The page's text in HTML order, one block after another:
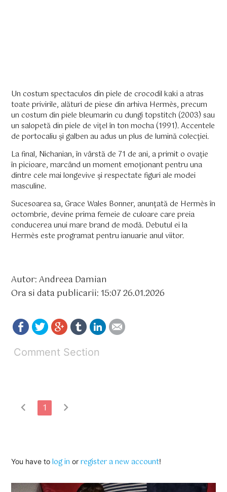
Un costum spectaculos din piele de crocodil kaki a atras
toate privirile, alături de piese din arhiva Hermès, precum
un costum din piele bleumarin cu dungi topstitch (2003) sau
un salopetă din piele de viţel în ton mocha (1991). Accentele
de portocaliu şi galben au adus un plus de lumină colecţiei.
La final, Nichanian, în vârstă de 71 de ani, a primit o ovaţie
în picioare, marcând un moment emoţionant pentru una
dintre cele mai longevive şi respectate figuri ale modei
masculine.
Sucesoarea sa, Grace Wales Bonner, anunţată de Hermès în
octombrie, devine prima femeie de culoare care preia
conducerea unui mare brand de modă. Debutul ei la
Hermès este programat pentru ianuarie anul viitor.
Autor: Andreea Damian
Ora si data publicarii: 15:07 26.01.2026
Comment Section
chevron_left 1 chevron_right
You have tolog in orregister a new account!